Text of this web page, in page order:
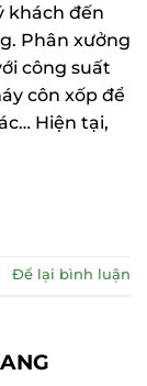
khách đến
Phân xưởng
công suất
côn xốp để
Hiện tại,
Để lại bình luận